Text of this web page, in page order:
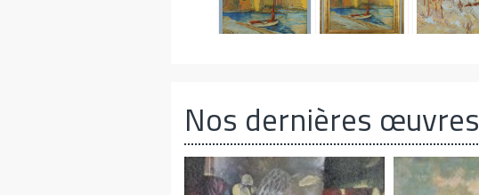
Nos dernières œuvres